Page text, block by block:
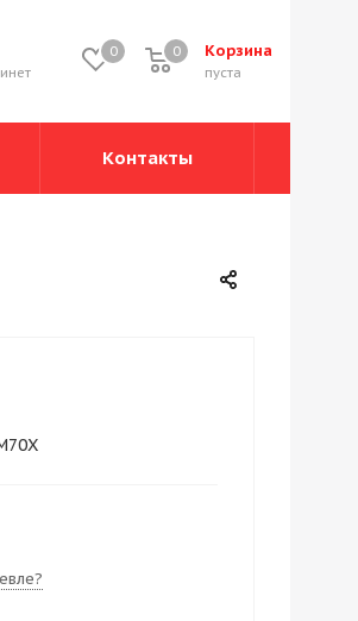
0 Корзина
0
пуста
0
Контакты